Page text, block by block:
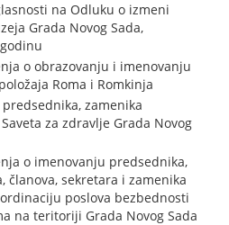
na Odluku o izmeni
Grada Novog Sada,
o obrazovanju i imenovanju
Roma i Romkinja
zamenika
za zdravlje Grada Novog
o imenovanju predsednika,
članova, sekretara i zamenika
poslova bezbednosti
na teritoriji Grada Novog Sada